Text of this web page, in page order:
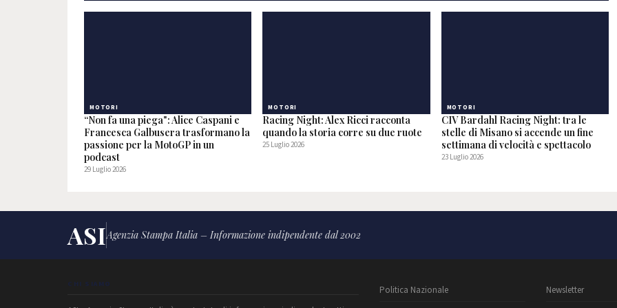
MOTORI
“Non fa una piega": Alice Caspani e
Francesca Galbusera trasformano la
passione per la MotoGP in un
podcast
29 Luglio 2026
MOTORI
Racing Night: Alex Ricci racconta
quando la storia corre su due ruote
25 Luglio 2026
MOTORI
CIV Bardahl Racing Night: tra le
stelle di Misano si accende un fine
settimana di velocità e spettacolo
23 Luglio 2026
ASIAgenzia Stampa Italia – Informazione indipendente dal 2002
CHI SIAMO
Politica Nazionale
Newsletter